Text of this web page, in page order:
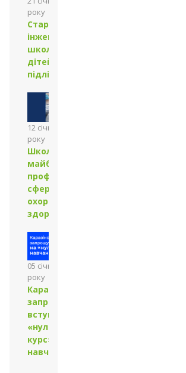
року
Стартувала
інженерна
школа для
дітей і
підлітків
12 січня 2026
року
Школи
майбутніх
професіоналів
сфери
охорони
здоров’я
05 січня 2026
року
Каразінський
запрошує до
вступу на
«нульовий
курс»
навчання